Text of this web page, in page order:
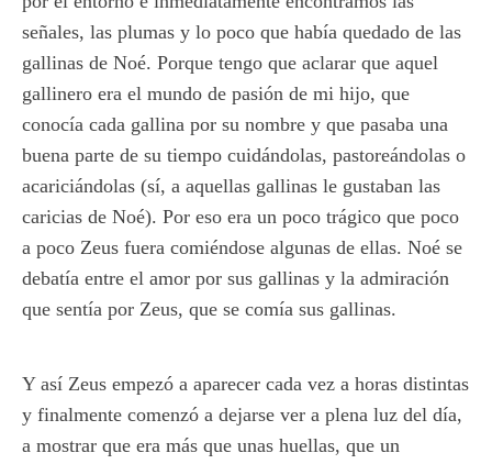
señales, las plumas y lo poco que había quedado de las
gallinas de Noé. Porque tengo que aclarar que aquel
gallinero era el mundo de pasión de mi hijo, que
conocía cada gallina por su nombre y que pasaba una
buena parte de su tiempo cuidándolas, pastoreándolas o
acariciándolas (sí, a aquellas gallinas le gustaban las
caricias de Noé). Por eso era un poco trágico que poco
a poco Zeus fuera comiéndose algunas de ellas. Noé se
debatía entre el amor por sus gallinas y la admiración
que sentía por Zeus, que se comía sus gallinas.
Y así Zeus empezó a aparecer cada vez a horas distintas
y finalmente comenzó a dejarse ver a plena luz del día,
a mostrar que era más que unas huellas, que un